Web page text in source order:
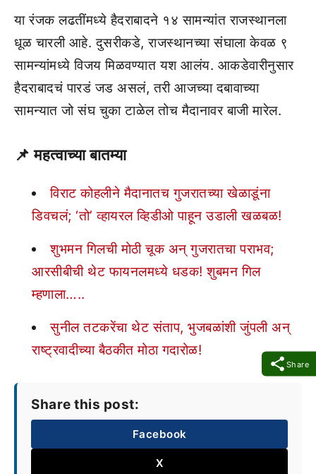
Share
या रंजक लढतींमध्ये हैदराबादने १४ सामन्यांत राजस्थानला
धूळ चारली आहे. दुसरीकडे, राजस्थानच्या संघाला केवळ ९
सामन्यांमध्ये विजय मिळवण्यात यश आलंय. आकडेवारीनुसार
हैदराबादचं पारडं जड असलं, तरी आजच्या दबावाच्या
सामन्यात जो संघ चुका टाळेल तोच मैदानावर बाजी मारेल.
📌महत्वाच्या बातम्या
विराट कोहलीने मैदानातच गुजरातच्या खेळाडूंना
डिवचलं; ‘तो’ व्हायरल व्हिडीओ पाहून उडाली खळबळ!
शुभमन गिलची मोठी चूक अन् गुजरातचा पराभव;
आरसीबीची थेट फायनलमध्ये धडक! शुबमन गिल
म्हणाला…..
सुनील तटकरेंचा थेट संताप, भुजबळांशी जुंपली अन्
राष्ट्रवादीच्या बैठकीत मोठा गदारोळ!
Share this post:
Facebook
X